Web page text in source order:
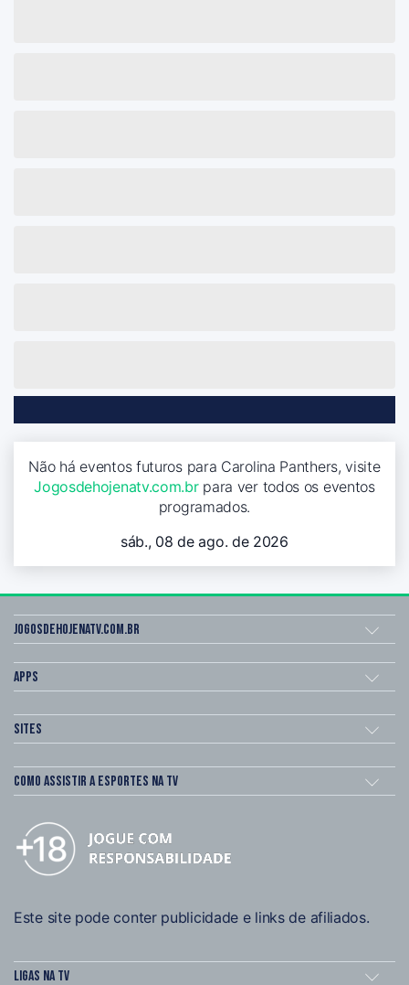
Não há eventos futuros para Carolina Panthers, visite
Jogosdehojenatv.com.brpara ver todos os eventos
programados.
sáb., 08 de ago. de 2026
Jogosdehojenatv.com.br
Apps
Sites
Como assistir a esportes na TV
Este site pode conter publicidade e links de afiliados.
Ligas na TV